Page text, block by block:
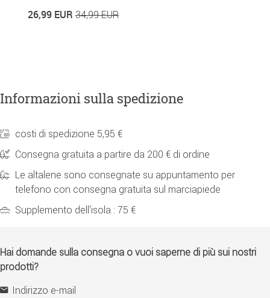
26,99 EUR 34,99 EUR
Informazioni sulla spedizione
costi di spedizione 5,95 €
Consegna gratuita a partire da 200 € di ordine
Le altalene sono consegnate su appuntamento per
telefono con consegna gratuita sul marciapiede
Supplemento dell'isola : 75 €
Hai domande sulla consegna o vuoi saperne di più sui nostri
prodotti?
Indirizzo e-mail